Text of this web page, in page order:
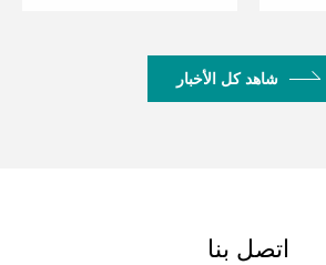
شاهد كل الأخبار
اتصل بنا